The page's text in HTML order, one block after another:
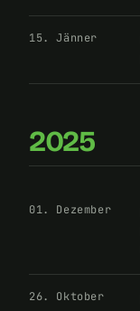
15. Jänner
2025
01. Dezember
26. Oktober